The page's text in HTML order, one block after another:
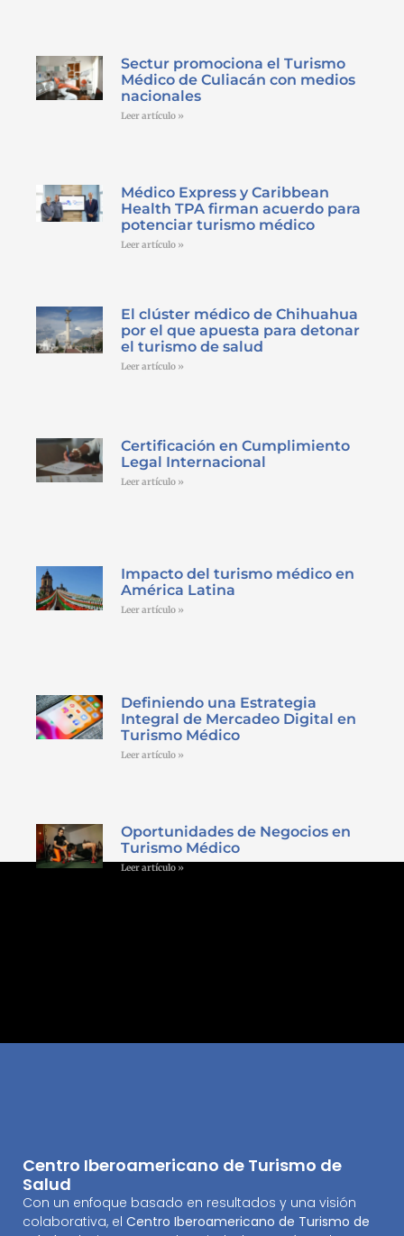
Sectur promociona el Turismo
Médico de Culiacán con medios
nacionales
Leer artículo »
Médico Express y Caribbean
Health TPA firman acuerdo para
potenciar turismo médico
Leer artículo »
El clúster médico de Chihuahua
por el que apuesta para detonar
el turismo de salud
Leer artículo »
Certificación en Cumplimiento
Legal Internacional
Leer artículo »
Impacto del turismo médico en
América Latina
Leer artículo »
Definiendo una Estrategia
Integral de Mercadeo Digital en
Turismo Médico
Leer artículo »
Oportunidades de Negocios en
Turismo Médico
Leer artículo »
Centro Iberoamericano de Turismo de
Salud
Con un enfoque basado en resultados y una visión
colaborativa, el Centro Iberoamericano de Turismo de